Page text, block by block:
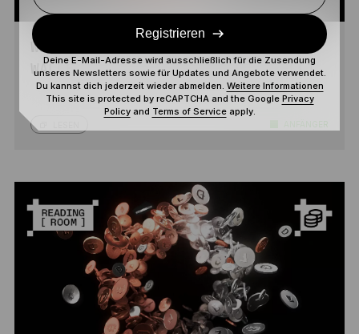
WIE MAN VERLORENGEGANGENE BITCOIN-
WALLETS FINDET UND WIEDERHERSTELLT
Registrieren
Deine E-Mail-Adresse wird ausschließlich für die Zusendung
unseres Newsletters sowie für Updates und Angebote verwendet.
Du kannst dich jederzeit wieder abmelden. Weitere Informationen
This site is protected by reCAPTCHA and the Google Privacy
Policyand Terms of Serviceapply.